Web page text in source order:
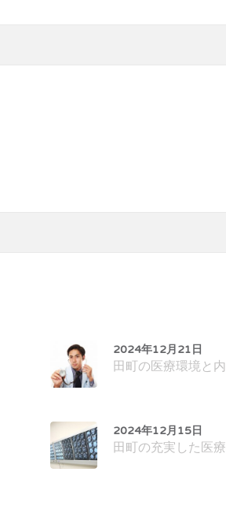
2024年12月21日
田町の医療環境と
2024年12月15日
田町の充実した医